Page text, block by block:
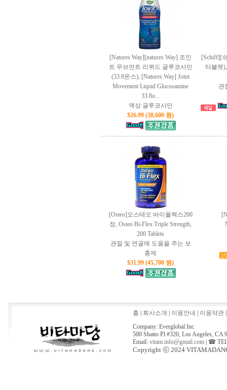
[Natures Way][natures Way] 조인
트 무브먼트 리퀴드 글루코사민
(33.8온스), [Natures Way] Joint
Movement Liquid Glucosamine
33.8o...
액상 글루코사민
$26.99 (38,600 원)
[Schiff][
타블렛
관
[Osteo]오스테오 바이플렉스200
정, Osteo Bi-Flex Triple Strength,
200 Tablets
관절 및 연골에 도움을 주는 보
충제
$31.99 (45,700 원)
홈 회사소개 이용안내 이용약관
Company: Everglobal Inc
500 Shatto Pl #320, Los Angeles, CA
Email: vitam.info@gmail.com | ☎
Copyright ⓒ 2024